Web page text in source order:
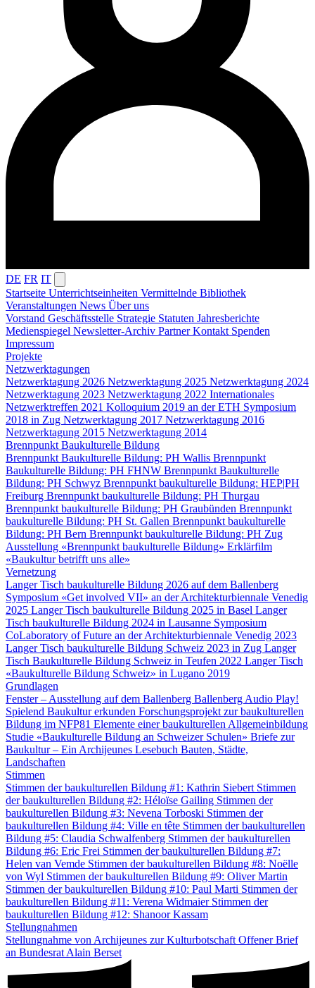
DE FR IT
Startseite Unterrichtseinheiten Vermittelnde Bibliothek
Veranstaltungen News Über uns
Vorstand Geschäftsstelle Strategie Statuten Jahresberichte
Medienspiegel Newsletter-Archiv PartnerKontakt Spenden
Impressum
Projekte
Netzwerktagungen
Netzwerktagung 2026 Netzwerktagung 2025 Netzwerktagung 2024
Netzwerktagung 2023 Netzwerktagung 2022 Internationales
Netzwerktreffen 2021 Kolloquium 2019 an der ETH Symposium
2018 in Zug Netzwerktagung 2017 Netzwerktagung 2016
Netzwerktagung 2015 Netzwerktagung 2014
Brennpunkt Baukulturelle Bildung
Brennpunkt Baukulturelle Bildung: PH Wallis Brennpunkt
Baukulturelle Bildung: PH FHNW Brennpunkt Baukulturelle
Bildung: PH Schwyz Brennpunkt baukulturelle Bildung: HEP|PH
Freiburg Brennpunkt baukulturelle Bildung: PH Thurgau
Brennpunkt baukulturelle Bildung: PH Graubünden Brennpunkt
baukulturelle Bildung: PH St. Gallen Brennpunkt baukulturelle
Bildung: PH Bern Brennpunkt baukulturelle Bildung: PH Zug
Ausstellung «Brennpunkt baukulturelle Bildung» Erklärfilm
«Baukultur betrifft uns alle»
Vernetzung
Langer Tisch baukulturelle Bildung 2026 auf dem Ballenberg
Symposium «Get involved VII» an der Architekturbiennale Venedig
2025 Langer Tisch baukulturelle Bildung 2025 in Basel Langer
Tisch baukulturelle Bildung 2024 in Lausanne Symposium
CoLaboratory of Future an der Architekturbiennale Venedig 2023
Langer Tisch baukulturelle Bildung Schweiz 2023 in Zug Langer
Tisch Baukulturelle Bildung Schweiz in Teufen 2022 Langer Tisch
«Baukulturelle Bildung Schweiz» in Lugano 2019
Grundlagen
Fenster – Ausstellung auf dem Ballenberg Ballenberg Audio Play!
Spielend Baukultur erkunden Forschungsprojekt zur baukulturellen
Bildung im NFP81 Elemente einer baukulturellen Allgemeinbildung
Studie «Baukulturelle Bildung an Schweizer Schulen» Briefe zur
Baukultur – Ein Archijeunes Lesebuch Bauten, Städte,
Landschaften
Stimmen
Stimmen der baukulturellen Bildung #1: Kathrin Siebert Stimmen
der baukulturellen Bildung #2: Héloïse Gailing Stimmen der
baukulturellen Bildung #3: Nevena Torboski Stimmen der
baukulturellen Bildung #4: Ville en tête Stimmen der baukulturellen
Bildung #5: Claudia Schwalfenberg Stimmen der baukulturellen
Bildung #6: Eric Frei Stimmen der baukulturellen Bildung #7:
Helen van Vemde Stimmen der baukulturellen Bildung #8: Noëlle
von Wyl Stimmen der baukulturellen Bildung #9: Oliver Martin
Stimmen der baukulturellen Bildung #10: Paul Marti Stimmen der
baukulturellen Bildung #11: Verena Widmaier Stimmen der
baukulturellen Bildung #12: Shanoor Kassam
Stellungnahmen
Stellungnahme von Archijeunes zur Kulturbotschaft Offener Brief
an Bundesrat Alain Berset